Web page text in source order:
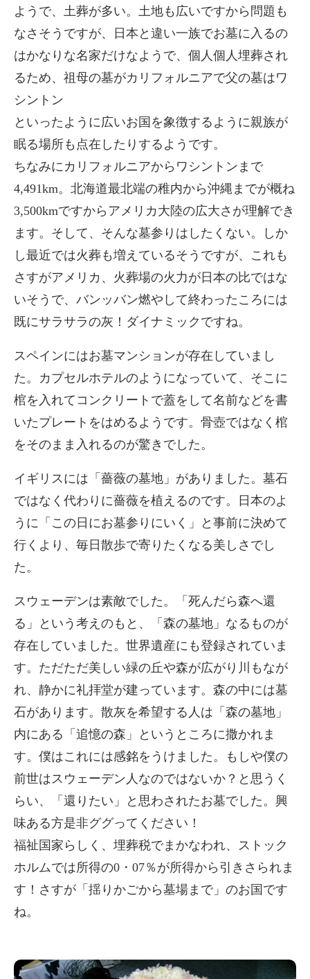
ようで、土葬が多い。土地も広いですから問題も
なさそうですが、日本と違い一族でお墓に入るの
はかなりな名家だけなようで、個人個人埋葬され
るため、祖母の墓がカリフォルニアで父の墓はワ
シントン
といったように広いお国を象徴するように親族が
眠る場所も点在したりするようです。
ちなみにカリフォルニアからワシントンまで
4,491km。北海道最北端の稚内から沖縄までが概ね
3,500kmですからアメリカ大陸の広大さが理解でき
ます。そして、そんな墓参りはしたくない。しか
し最近では火葬も増えているそうですが、これも
さすがアメリカ、火葬場の火力が日本の比ではな
いそうで、バンッバン燃やして終わったころには
既にサラサラの灰！ダイナミックですね。
スペインにはお墓マンションが存在していまし
た。カプセルホテルのようになっていて、そこに
棺を入れてコンクリートで蓋をして名前などを書
いたプレートをはめるようです。骨壺ではなく棺
をそのまま入れるのが驚きでした。
イギリスには「薔薇の墓地」がありました。墓石
ではなく代わりに薔薇を植えるのです。日本のよ
うに「この日にお墓参りにいく」と事前に決めて
行くより、毎日散歩で寄りたくなる美しさでし
た。
スウェーデンは素敵でした。「死んだら森へ還
る」という考えのもと、「森の墓地」なるものが
存在していました。世界遺産にも登録されていま
す。ただただ美しい緑の丘や森が広がり川もなが
れ、静かに礼拝堂が建っています。森の中には墓
石があります。散灰を希望する人は「森の墓地」
内にある「追憶の森」というところに撒かれま
す。僕はこれには感銘をうけました。もしや僕の
前世はスウェーデン人なのではないか？と思うく
らい、「還りたい」と思わされたお墓でした。興
味ある方是非ググってください！
福祉国家らしく、埋葬税でまかなわれ、ストック
ホルムでは所得の0・07％が所得から引きさられま
す！さすが「揺りかごから墓場まで」のお国です
ね。